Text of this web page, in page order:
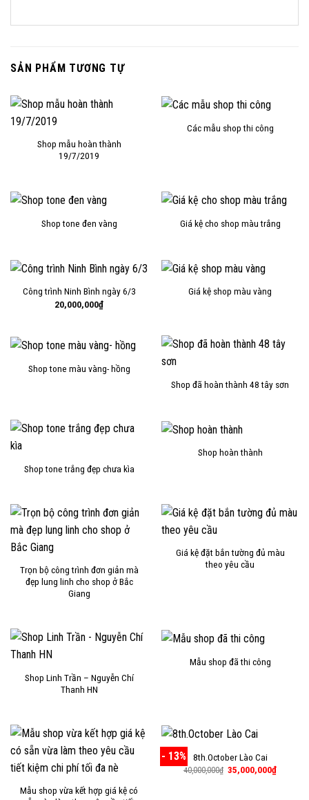
SẢN PHẨM TƯƠNG TỰ
Shop mẫu hoàn thành
19/7/2019
Các mẫu shop thi công
Shop tone đen vàng Giá kệ cho shop màu trắng
Công trình Ninh Bình ngày 6/3
20,000,000₫
Giá kệ shop màu vàng
Shop tone màu vàng- hồng
Shop đã hoàn thành 48 tây sơn
Shop tone trắng đẹp chưa kìa
Shop hoàn thành
Trọn bộ công trình đơn giản mà
đẹp lung linh cho shop ở Bắc
Giang
Giá kệ đặt bắn tường đủ màu
theo yêu cầu
Shop Linh Trần – Nguyễn Chí
Thanh HN
Mẫu shop đã thi công
Mẫu shop vừa kết hợp giá kệ có
- 13% 8th.October Lào Cai
40,000,000₫ Giá
gốc
35,000,000₫Giá